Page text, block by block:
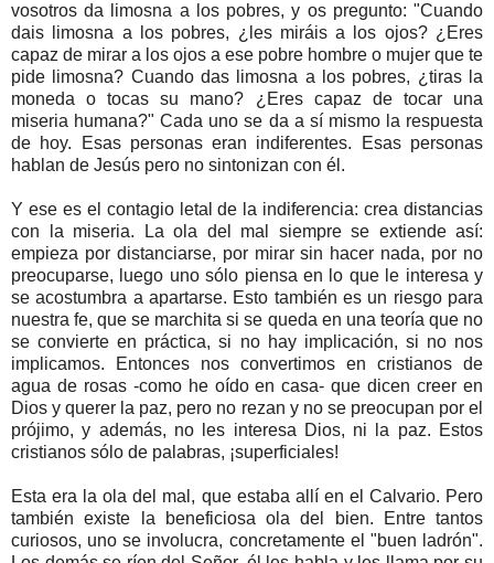
vosotros da limosna a los pobres, y os pregunto: "Cuando
dais limosna a los pobres, ¿les miráis a los ojos? ¿Eres
capaz de mirar a los ojos a ese pobre hombre o mujer que te
pide limosna? Cuando das limosna a los pobres, ¿tiras la
moneda o tocas su mano? ¿Eres capaz de tocar una
miseria humana?" Cada uno se da a sí mismo la respuesta
de hoy. Esas personas eran indiferentes. Esas personas
hablan de Jesús pero no sintonizan con él.
Y ese es el contagio letal de la indiferencia: crea distancias
con la miseria. La ola del mal siempre se extiende así:
empieza por distanciarse, por mirar sin hacer nada, por no
preocuparse, luego uno sólo piensa en lo que le interesa y
se acostumbra a apartarse. Esto también es un riesgo para
nuestra fe, que se marchita si se queda en una teoría que no
se convierte en práctica, si no hay implicación, si no nos
implicamos. Entonces nos convertimos en cristianos de
agua de rosas -como he oído en casa- que dicen creer en
Dios y querer la paz, pero no rezan y no se preocupan por el
prójimo, y además, no les interesa Dios, ni la paz. Estos
cristianos sólo de palabras, ¡superficiales!
Esta era la ola del mal, que estaba allí en el Calvario. Pero
también existe la beneficiosa ola del bien. Entre tantos
curiosos, uno se involucra, concretamente el "buen ladrón".